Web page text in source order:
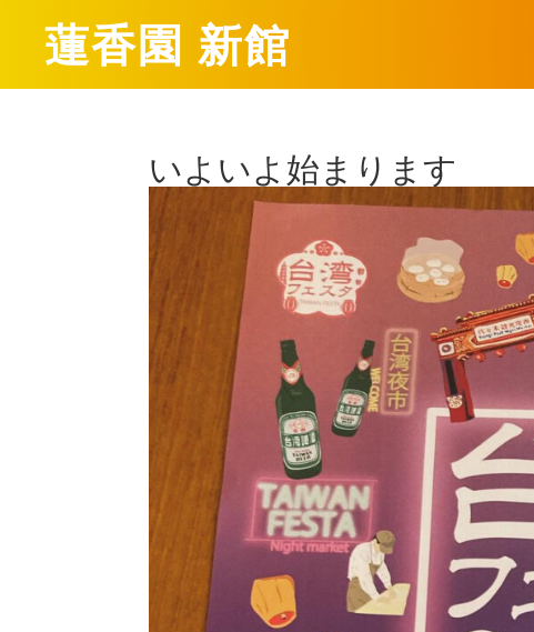
蓮香園 新館
いよいよ始まります